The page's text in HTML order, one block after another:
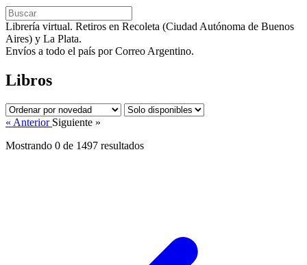
Librería virtual. Retiros en Recoleta (Ciudad Autónoma de Buenos
Aires) y La Plata.
Envíos a todo el país por Correo Argentino.
Libros
« Anterior Siguiente »
Mostrando 0 de 1497 resultados